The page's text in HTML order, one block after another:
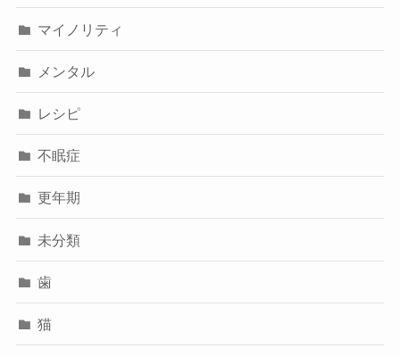
マイノリティ
メンタル
レシピ
不眠症
更年期
未分類
歯
猫